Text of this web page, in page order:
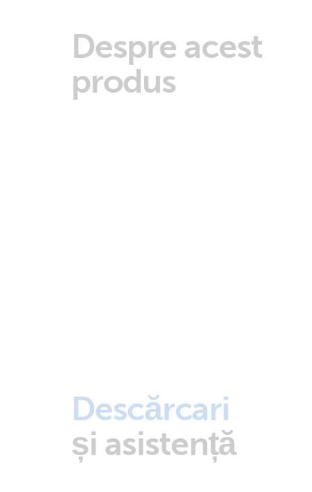
Despre acest
produs
Descărcari
și asistență